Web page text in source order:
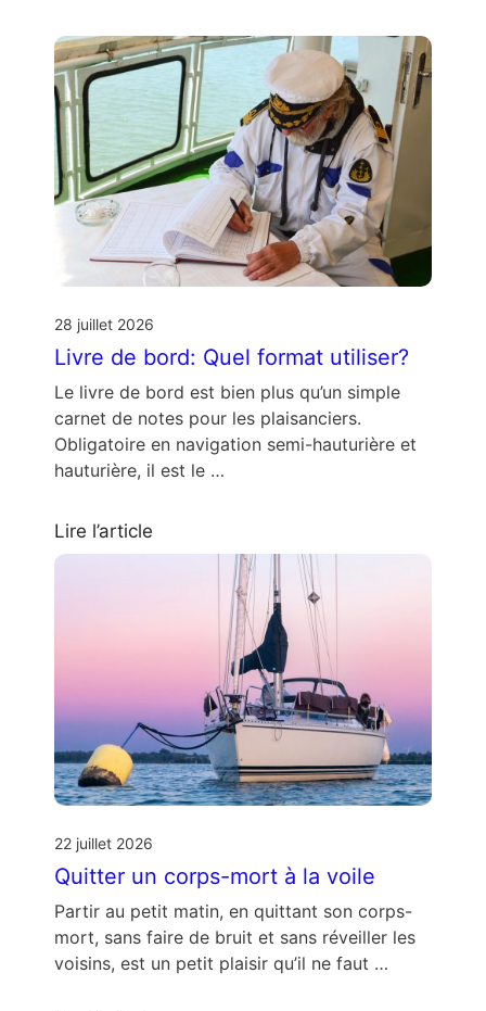
28 juillet 2026
Livre de bord: Quel format utiliser?
Le livre de bord est bien plus qu’un simple
carnet de notes pour les plaisanciers.
Obligatoire en navigation semi-hauturière et
hauturière, il est le …
Lire l’article
22 juillet 2026
Quitter un corps-mort à la voile
Partir au petit matin, en quittant son corps-
mort, sans faire de bruit et sans réveiller les
voisins, est un petit plaisir qu’il ne faut …